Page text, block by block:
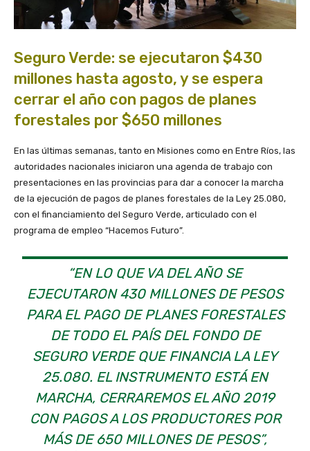
Seguro Verde: se ejecutaron $430
millones hasta agosto, y se espera
cerrar el año con pagos de planes
forestales por $650 millones
En las últimas semanas, tanto en Misiones como en Entre Ríos, las
autoridades nacionales iniciaron una agenda de trabajo con
presentaciones en las provincias para dar a conocer la marcha
de la ejecución de pagos de planes forestales de la Ley 25.080,
con el financiamiento del Seguro Verde, articulado con el
programa de empleo “Hacemos Futuro”.
“EN LO QUE VA DEL AÑO SE
EJECUTARON 430 MILLONES DE PESOS
PARA EL PAGO DE PLANES FORESTALES
DE TODO EL PAÍS DEL FONDO DE
SEGURO VERDE QUE FINANCIA LA LEY
25.080. EL INSTRUMENTO ESTÁ EN
MARCHA, CERRAREMOS EL AÑO 2019
CON PAGOS A LOS PRODUCTORES POR
MÁS DE 650 MILLONES DE PESOS”,